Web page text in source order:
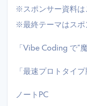
​※スポンサー資料は
※最終テーマはスポ
「Vibe Coding で“
「最速プロトタイプ
​ノートPC